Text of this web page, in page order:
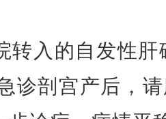
转入的自发性
诊剖宫产后，